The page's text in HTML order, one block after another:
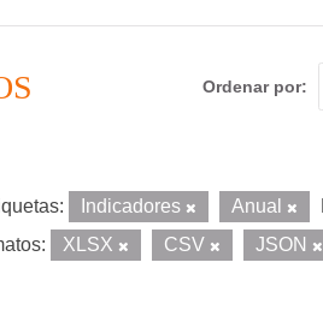
Ordenar por
Indicadores Anual
XLSX CSV JSON